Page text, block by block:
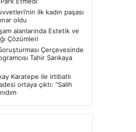
ilk kadın paşası
oldu
alanlarında Estetik ve
Çözümleri
Çerçevesinde
Tahir Sarıkaya
Karatepe ile irtibatlı
ortaya çıktı: “Salih